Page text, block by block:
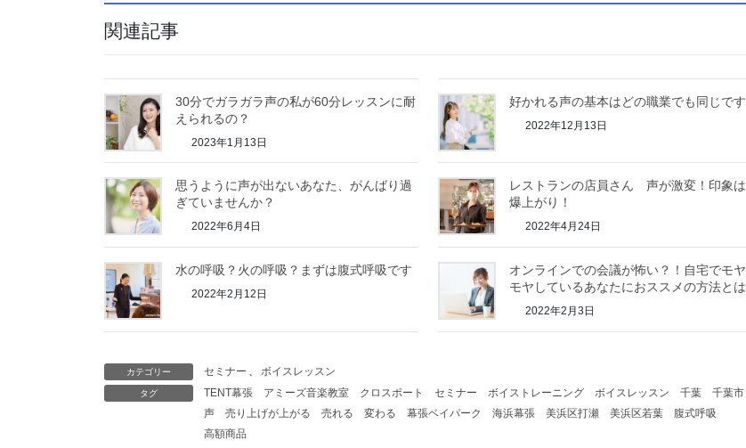
関連記事
30分でガラガラ声の私が60分レッスンに耐
えられるの？
2023年1月13日
好かれる声の基本はどの職業でも同じです
2022年12月13日
思うように声が出ないあなた、がんばり過
ぎていませんか？
2022年6月4日
レストランの店員さん 声が激変！印象は
爆上がり！
2022年4月24日
水の呼吸？火の呼吸？まずは腹式呼吸です
2022年2月12日
オンラインでの会議が怖い？！自宅でモヤ
モヤしているあなたにおススメの方法とは
2022年2月3日
カテゴリー セミナー 、 ボイスレッスン
タグ TENT幕張 アミーズ音楽教室 クロスポート セミナー ボイストレーニング ボイスレッスン 千葉
千葉市
声
売り上げが上がる 売れる 変わる 幕張ベイパーク 海浜幕張 美浜区打瀬 美浜区若葉
腹式呼吸
高額商品